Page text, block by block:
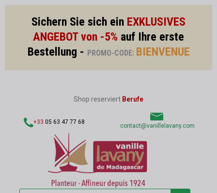
Sichern Sie sich ein EXKLUSIVES
ANGEBOT von -5% auf Ihre erste
Bestellung - PROMO-CODE: BIENVENUE
Shop reserviert Berufe
+33 05 63 47 77 68
contact@vanillelavany.com